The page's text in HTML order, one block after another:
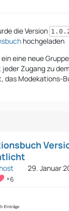
die Version
hochgeladen
eine neue
Zugang zu
das Modekations-
29. Januar
6